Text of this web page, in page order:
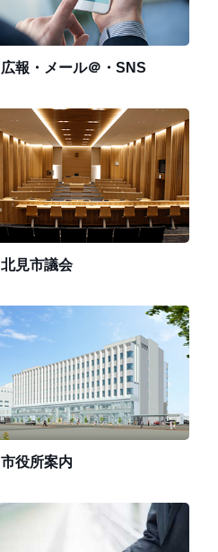
広報・メール＠・SNS
北見市議会
市役所案内